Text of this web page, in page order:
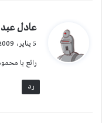
ي
ل
عادل عبد
5 يناير، 2009 الساعة 1:39 م
رائع يا
رد